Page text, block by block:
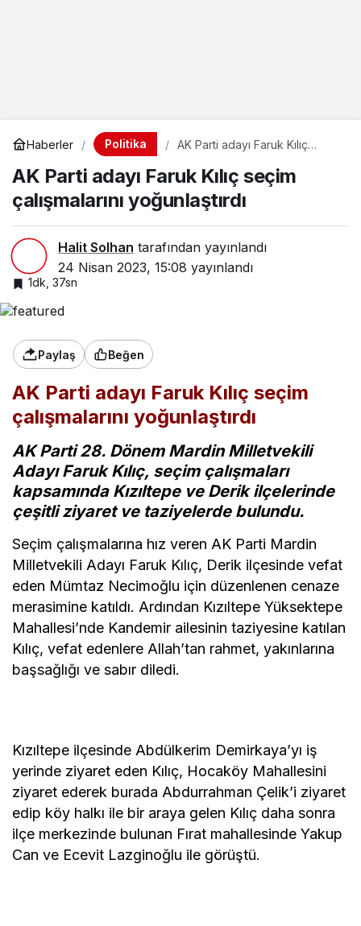
Haberler Politika
AK Parti adayı Faruk Kılıç
yoğunlaştırdı
AK Parti adayı Faruk Kılıç seçim
çalışmalarını yoğunlaştırdı
Halit Solhan tarafından yayınlandı
24 Nisan 2023, 15:08 yayınlandı
1dk, 37sn
Paylaş Beğen
AK Parti adayı Faruk Kılıç seçim
çalışmalarını yoğunlaştırdı
AK Parti 28. Dönem Mardin Milletvekili
Adayı Faruk Kılıç, seçim çalışmaları
kapsamında Kızıltepe ve Derik ilçelerinde
çeşitli ziyaret ve taziyelerde bulundu.
Seçim çalışmalarına hız veren AK Parti Mardin
Milletvekili Adayı Faruk Kılıç, Derik ilçesinde vefat
eden Mümtaz Necimoğlu için düzenlenen cenaze
merasimine katıldı. Ardından Kızıltepe Yüksektepe
Mahallesi’nde Kandemir ailesinin taziyesine katılan
Kılıç, vefat edenlere Allah’tan rahmet, yakınlarına
başsağlığı ve sabır diledi.
Kızıltepe ilçesinde Abdülkerim Demirkaya’yı iş
yerinde ziyaret eden Kılıç, Hocaköy Mahallesini
ziyaret ederek burada Abdurrahman Çelik’i ziyaret
edip köy halkı ile bir araya gelen Kılıç daha sonra
ilçe merkezinde bulunan Fırat mahallesinde Yakup
Can ve Ecevit Lazginoğlu ile görüştü.